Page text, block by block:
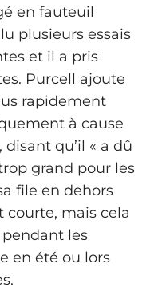
en fauteuil
plusieurs essais
et il a pris
Purcell ajoute
rapidement
à cause
qu’il « a dû
grand pour les
file en dehors
courte, mais cela
les
en été ou lors